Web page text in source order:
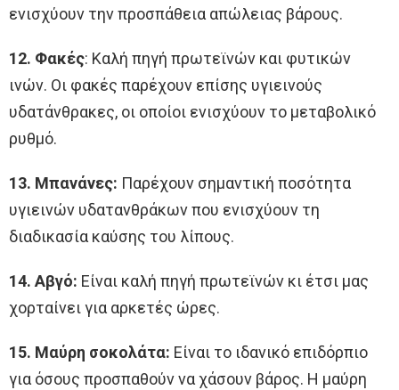
ενισχύουν την προσπάθεια απώλειας βάρους.
12. Φακές: Καλή πηγή πρωτεϊνών και φυτικών
ινών. Οι φακές παρέχουν επίσης υγιεινούς
υδατάνθρακες, οι οποίοι ενισχύουν το μεταβολικό
ρυθμό.
13. Μπανάνες: Παρέχουν σημαντική ποσότητα
υγιεινών υδατανθράκων που ενισχύουν τη
διαδικασία καύσης του λίπους.
14. Αβγό: Είναι καλή πηγή πρωτεϊνών κι έτσι μας
χορταίνει για αρκετές ώρες.
15. Μαύρη σοκολάτα: Είναι το ιδανικό επιδόρπιο
για όσους προσπαθούν να χάσουν βάρος. Η μαύρη